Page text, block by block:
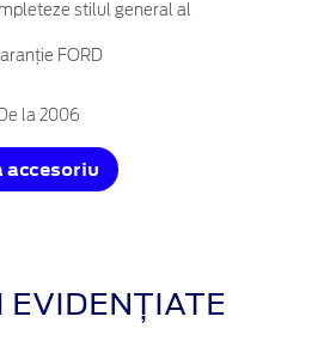
stilul general al
FORD
la 2006
EVIDENȚIATE